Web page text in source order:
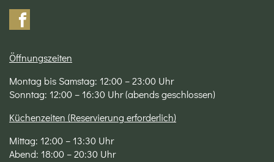
Öffnungszeiten
Montag bis Samstag: 12:00 – 23:00 Uhr
Sonntag: 12:00 – 16:30 Uhr (abends geschlossen)
Küchenzeiten (Reservierung erforderlich)
Mittag: 12:00 – 13:30 Uhr
Abend: 18:00 – 20:30 Uhr